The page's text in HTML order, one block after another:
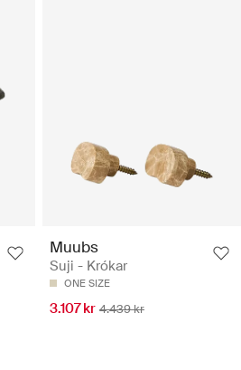
Muubs
Suji - Krókar
ONE SIZE
3.107 kr 4.439 kr